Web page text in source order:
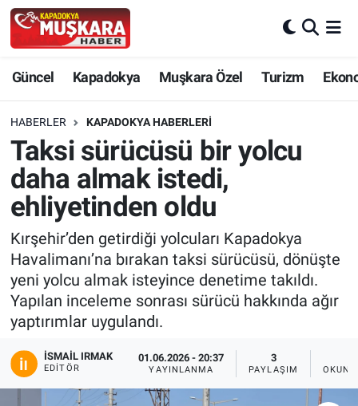
Güncel Kapadokya Muşkara Özel Turizm
HABERLER KAPADOKYA HABERLERI
Taksi sürücüsü bir yolcu
daha almak istedi,
ehliyetinden oldu
Kırşehir’den getirdiği yolcuları Kapadokya
Havalimanı’na bırakan taksi sürücüsü, dönüşte
yeni yolcu almak isteyince denetime takıldı.
Yapılan inceleme sonrası sürücü hakkında ağır
yaptırımlar uygulandı.
İSMAIL IRMAK
EDITÖR
01.06.2026 - 20:37
YAYINLANMA
3
PAYLAŞIM
Güncel
SEÇİM
Muşkara Özel
Ekonomi
Kapadokya
Turizm
Yaşam
Nevşehir Hava Durumu
Nevşehir Trafik Yoğunluk Haritası
Süper Lig Puan Durumu ve Fikstür
Tüm Manşetler
Son Dakika Haberleri
Haber Arşivi